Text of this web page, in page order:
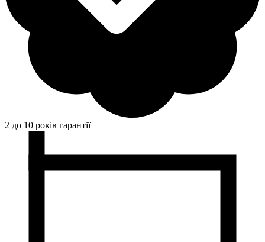
2 до 10 років гарантії